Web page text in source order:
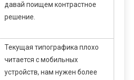
давай поищем контрастное
решение.
Текущая типографика плохо
читается с мобильных
устройств, нам нужен более